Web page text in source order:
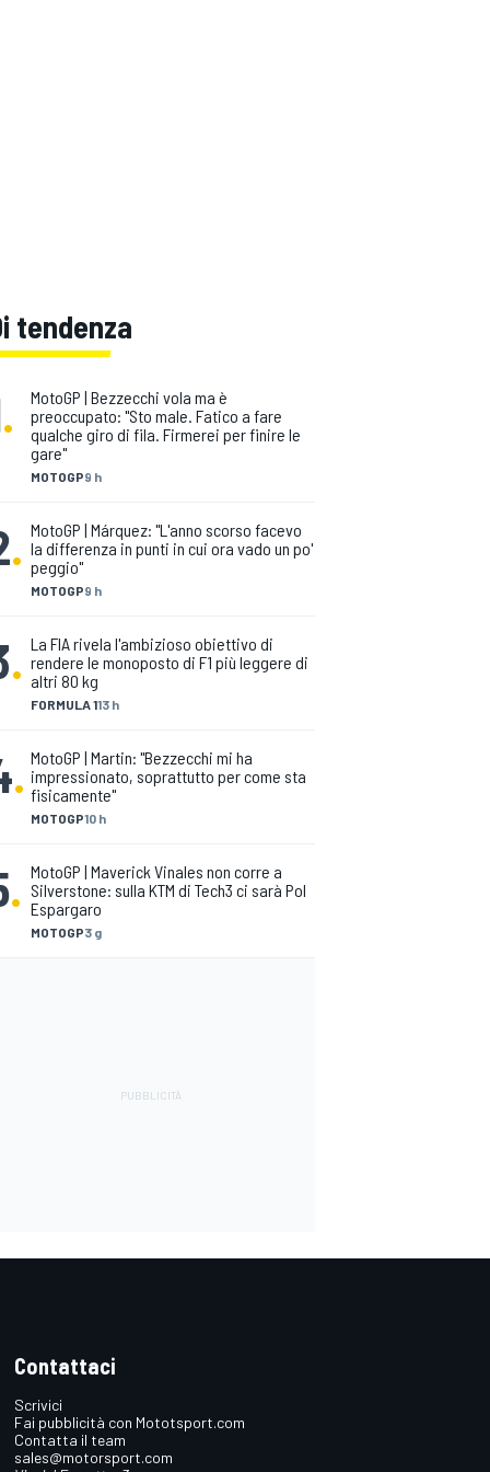
tendenza
.
MOTOGP9 h
MotoGP | Bezzecchi vola ma è
preoccupato: "Sto male. Fatico a fare
qualche giro di fila. Firmerei per finire le
gare"
.
MOTOGP9 h
MotoGP | Márquez: "L'anno scorso facevo
la differenza in punti in cui ora vado un po'
peggio"
.
FORMULA 113 h
La FIA rivela l'ambizioso obiettivo di
rendere le monoposto di F1 più leggere di
altri 80 kg
.
MOTOGP10 h
MotoGP | Martin: "Bezzecchi mi ha
impressionato, soprattutto per come sta
fisicamente"
.
MOTOGP3 g
MotoGP | Maverick Vinales non corre a
Silverstone: sulla KTM di Tech3 ci sarà Pol
Espargaro
Contattaci
Scrivici
Fai pubblicità con Mototsport.com
Contatta il team
sales@motorsport.com